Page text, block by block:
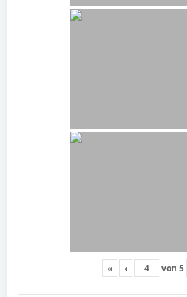
« ‹ von 5